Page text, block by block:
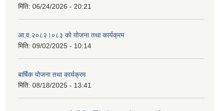
मिति: 06/24/2026 - 20:21
आ.व.२०८२।०८३ को योजना तथा कार्यक्रम
मिति: 09/02/2025 - 10:14
बार्षिक योजना तथा कार्यक्रम
मिति: 08/18/2025 - 13:41